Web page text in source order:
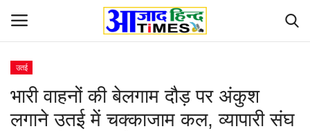
Home
उतई
भारी वाहनों की बेलगाम दौड़ पर अंकुश
लगाने उतई में चक्काजाम कल, व्यापारी संघ